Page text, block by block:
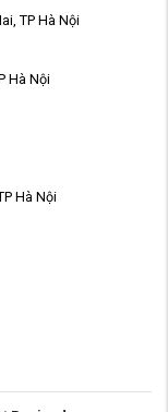
TP Hà Nội
Hà Nội
Hà Nội